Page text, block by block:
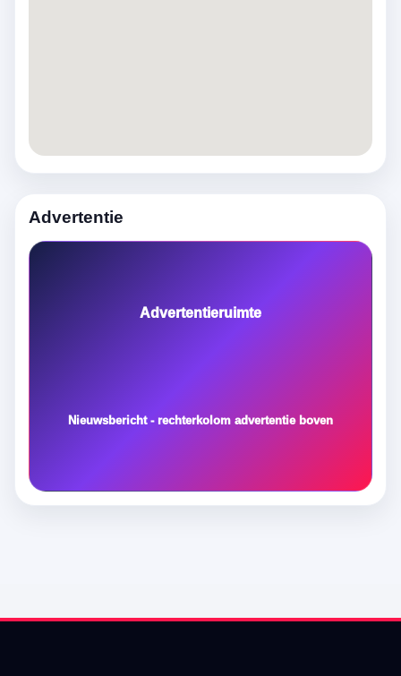
Advertentie
Advertentieruimte
Nieuwsbericht - rechterkolom advertentie boven